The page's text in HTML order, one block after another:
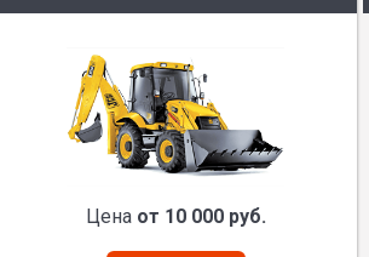
Цена от 10 000 руб.